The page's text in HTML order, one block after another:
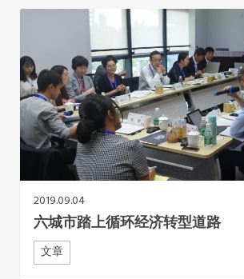
2019.09.04
六城市踏上循环经济转型道路
文章